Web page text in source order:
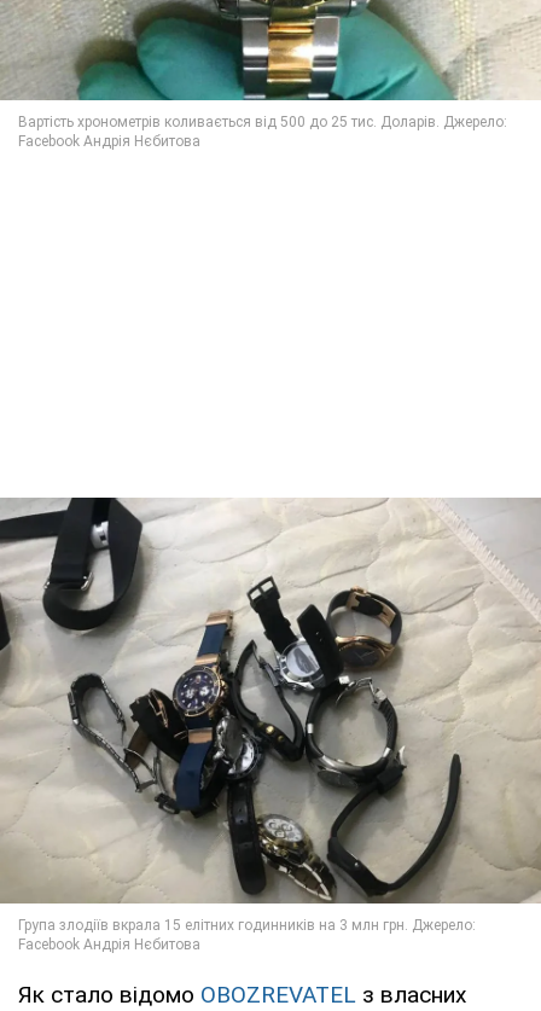
Як стало відомо OBOZREVATEL з власних